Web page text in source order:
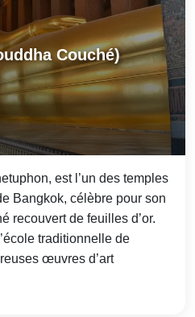
Couché)
est l’un des temples
Bangkok, célèbre pour son
recouvert de feuilles d’or.
traditionnelle de
œuvres d’art